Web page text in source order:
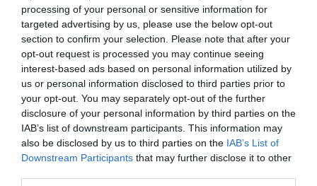
processing of your personal or sensitive information for
targeted advertising by us, please use the below opt-out
section to confirm your selection. Please note that after your
opt-out request is processed you may continue seeing
interest-based ads based on personal information utilized by
us or personal information disclosed to third parties prior to
your opt-out. You may separately opt-out of the further
disclosure of your personal information by third parties on the
IAB’s list of downstream participants. This information may
also be disclosed by us to third parties on the IAB’s List of
Downstream Participants that may further disclose it to other
JAY Z ΜΠΙΓΙΟΝΣΕ
ΔΕΙΤΕ ΠΡΩΤΟΙΟΛΑ ΤΑ ΝΕΑ ΤΟΥ PAGENEWS ΣΤΟ
GOOGLE NEWS
Σχετικά άρθρα: